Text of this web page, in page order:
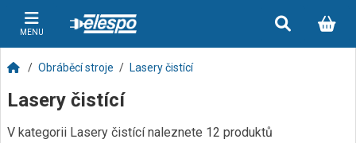
MENU
Obráběcí stroje Lasery čistící
Lasery čistící
V kategorii Lasery čistící naleznete 12 produktů